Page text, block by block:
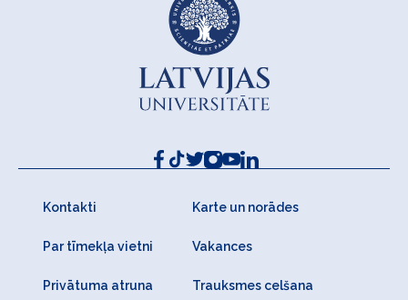
Kontakti Karte un norādes
Par tīmekļa vietni Vakances
Privātuma atruna Trauksmes celšana